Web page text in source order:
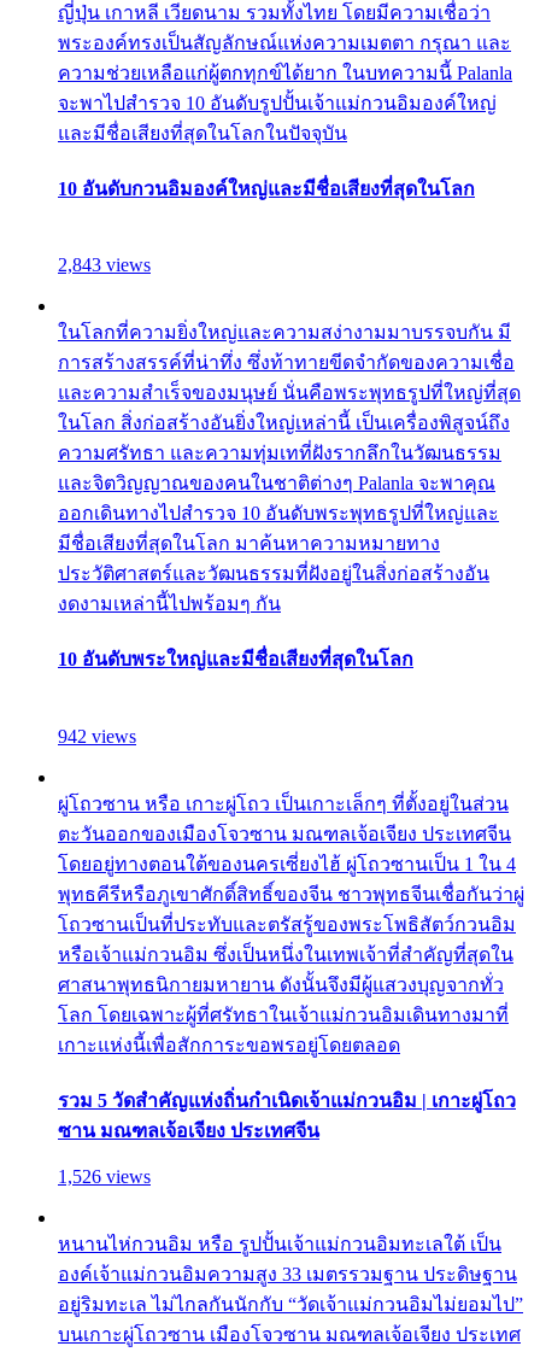
ญี่ปุ่น เกาหลี เวียดนาม รวมทั้งไทย โดยมีความเชื่อว่า
พระองค์ทรงเป็นสัญลักษณ์แห่งความเมตตา กรุณา และ
ความช่วยเหลือแก่ผู้ตกทุกข์ได้ยาก ในบทความนี้ Palanla
จะพาไปสำรวจ 10 อันดับรูปปั้นเจ้าแม่กวนอิมองค์ใหญ่
และมีชื่อเสียงที่สุดในโลกในปัจจุบัน
10 อันดับกวนอิมองค์ใหญ่และมีชื่อเสียงที่สุดในโลก
2,843 views
ในโลกที่ความยิ่งใหญ่และความสง่างามมาบรรจบกัน มี
การสร้างสรรค์ที่น่าทึ่ง ซึ่งท้าทายขีดจำกัดของความเชื่อ
และความสำเร็จของมนุษย์ นั่นคือพระพุทธรูปที่ใหญ่ที่สุด
ในโลก สิ่งก่อสร้างอันยิ่งใหญ่เหล่านี้ เป็นเครื่องพิสูจน์ถึง
ความศรัทธา และความทุ่มเทที่ฝังรากลึกในวัฒนธรรม
และจิตวิญญาณของคนในชาติต่างๆ Palanla จะพาคุณ
ออกเดินทางไปสำรวจ 10 อันดับพระพุทธรูปที่ใหญ่และ
มีชื่อเสียงที่สุดในโลก มาค้นหาความหมายทาง
ประวัติศาสตร์และวัฒนธรรมที่ฝังอยู่ในสิ่งก่อสร้างอัน
งดงามเหล่านี้ไปพร้อมๆ กัน
10 อันดับพระใหญ่และมีชื่อเสียงที่สุดในโลก
942 views
ผู่โถวซาน หรือ เกาะผู่โถว เป็นเกาะเล็กๆ ที่ตั้งอยู่ในส่วน
ตะวันออกของเมืองโจวซาน มณฑลเจ้อเจียง ประเทศจีน
โดยอยู่ทางตอนใต้ของนครเซี่ยงไฮ้ ผู่โถวซานเป็น 1 ใน 4
พุทธคีรีหรือภูเขาศักดิ์สิทธิ์ของจีน ชาวพุทธจีนเชื่อกันว่าผู่
โถวซานเป็นที่ประทับและตรัสรู้ของพระโพธิสัตว์กวนอิม
หรือเจ้าแม่กวนอิม ซึ่งเป็นหนึ่งในเทพเจ้าที่สำคัญที่สุดใน
ศาสนาพุทธนิกายมหายาน ดังนั้นจึงมีผู้แสวงบุญจากทั่ว
โลก โดยเฉพาะผู้ที่ศรัทธาในเจ้าแม่กวนอิมเดินทางมาที่
เกาะแห่งนี้เพื่อสักการะขอพรอยู่โดยตลอด
รวม 5 วัดสำคัญแห่งถิ่นกำเนิดเจ้าแม่กวนอิม | เกาะผู่โถว
ซาน มณฑลเจ้อเจียง ประเทศจีน
1,526 views
หนานไห่กวนอิม หรือ รูปปั้นเจ้าแม่กวนอิมทะเลใต้ เป็น
องค์เจ้าแม่กวนอิมความสูง 33 เมตรรวมฐาน ประดิษฐาน
อยู่ริมทะเล ไม่ไกลกันนักกับ “วัดเจ้าแม่กวนอิมไม่ยอมไป”
บนเกาะผู่โถวซาน เมืองโจวซาน มณฑลเจ้อเจียง ประเทศ